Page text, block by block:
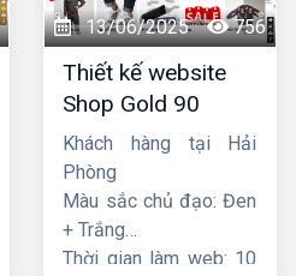
13/06/2025 756
Thiết kế website
Shop Gold 90
Khách hàng tại Hải
Phòng
Màu sắc chủ đạo: Đen
+ Trắng
Thời gian làm web: 10